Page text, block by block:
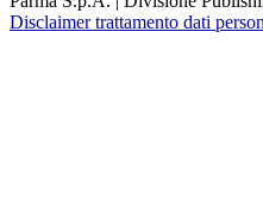
Disclaimer trattamento dati